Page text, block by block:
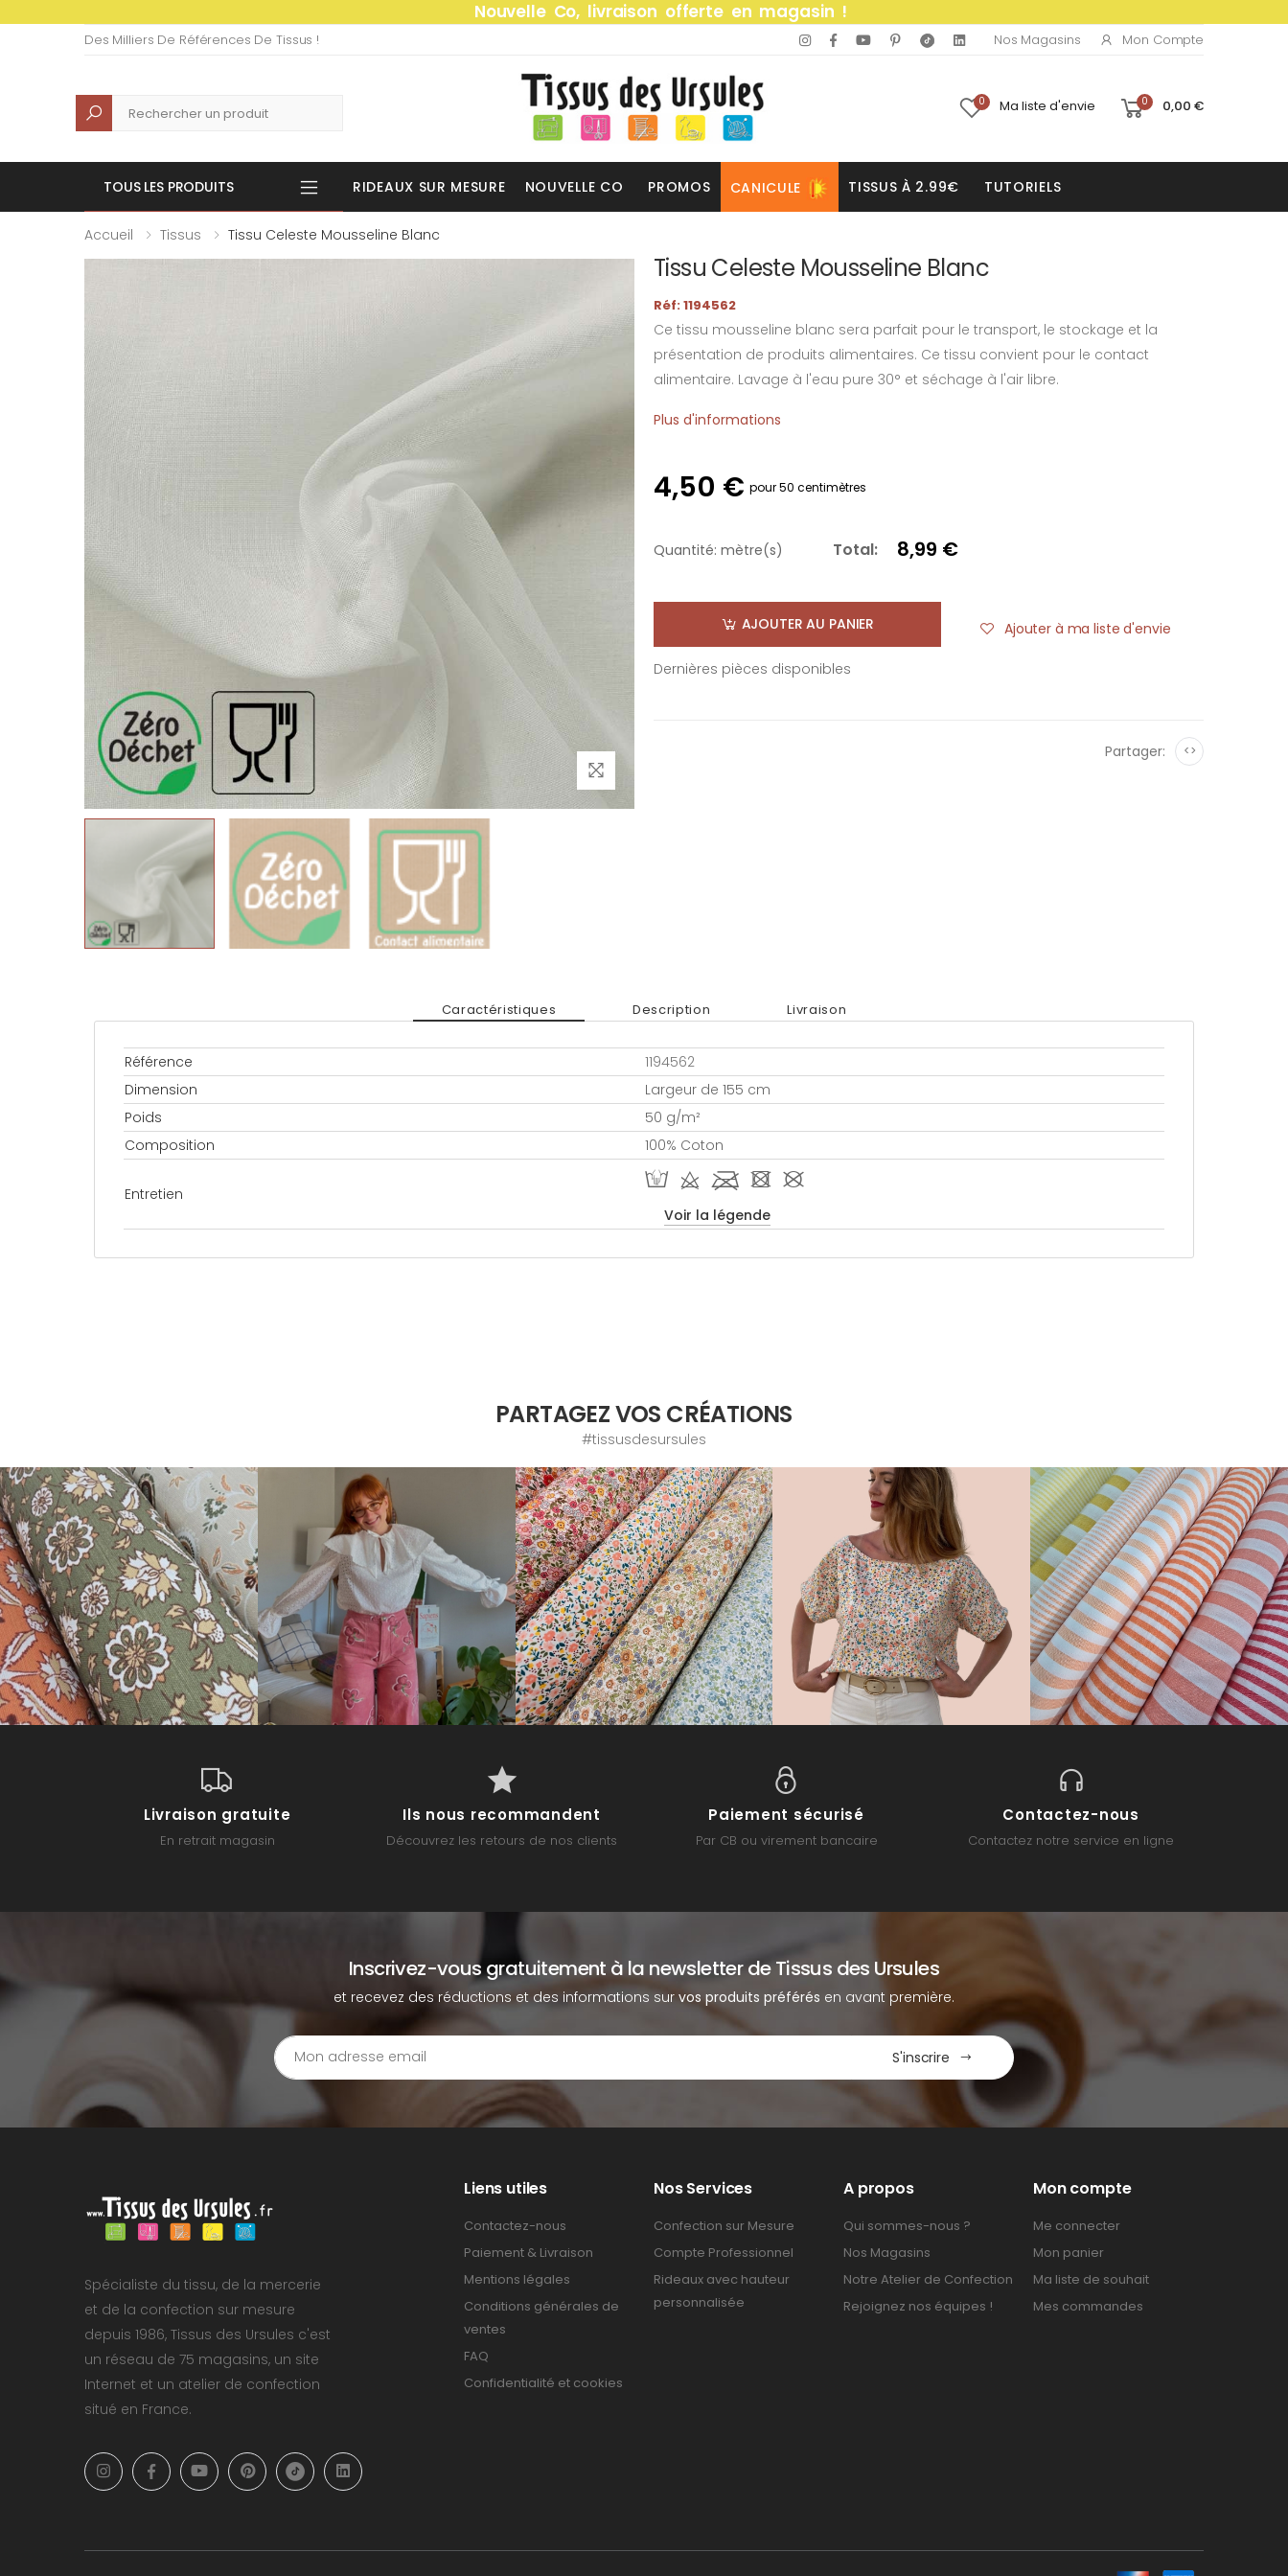
Nouvelle Co, livraison offerte en magasin !
Des Milliers De Références De Tissus ! Nos Magasins Mon Compte
Recherche 0 Ma liste d'envie 0 0,00 €
TOUS LES PRODUITS RIDEAUX SUR MESURE NOUVELLE CO PROMOS CANICULE TISSUS À 2.99€ TUTORIELS
Accueil Tissus Tissu Celeste Mousseline Blanc
Tissu Celeste Mousseline Blanc
Réf: 1194562
Ce tissu mousseline blanc sera parfait pour le transport, le stockage et la
présentation de produits alimentaires. Ce tissu convient pour le contact
alimentaire. Lavage à l'eau pure 30° et séchage à l'air libre.
Plus d'informations
4,50 € pour 50 centimètres
Quantité: mètre(s) Total: 8,99 €
AJOUTER AU PANIER Ajouter à ma liste d'envie
Dernières pièces disponibles
Partager: <>
Caractéristiques Description Livraison
Référence
1194562
Dimension
Largeur de 155 cm
Poids
50 g/m²
Composition
100% Coton
Entretien
W d l - #
Voir la légende
PARTAGEZ VOS CRÉATIONS
#tissusdesursules
Livraison gratuite
En retrait magasin
Ils nous recommandent
Découvrez les retours de nos clients
Paiement sécurisé
Par CB ou virement bancaire
Contactez-nous
Contactez notre service en ligne
Inscrivez-vous gratuitement à la newsletter de Tissus des Ursules
et recevez des réductions et des informations survos produits préférés en avant première.
S'inscrire
Spécialiste du tissu, de la mercerie
et de la confection sur mesure
depuis 1986, Tissus des Ursules c'est
un réseau de 75 magasins, un site
Internet et un atelier de confection
situé en France.
Liens utiles
Contactez-nous
Paiement & Livraison
Mentions légales
Conditions générales de
ventes
FAQ
Confidentialité et cookies
Nos Services
Confection sur Mesure
Compte Professionnel
Rideaux avec hauteur
personnalisée
A propos
Qui sommes-nous ?
Nos Magasins
Notre Atelier de Confection
Rejoignez nos équipes !
Mon compte
Me connecter
Mon panier
Ma liste de souhait
Mes commandes